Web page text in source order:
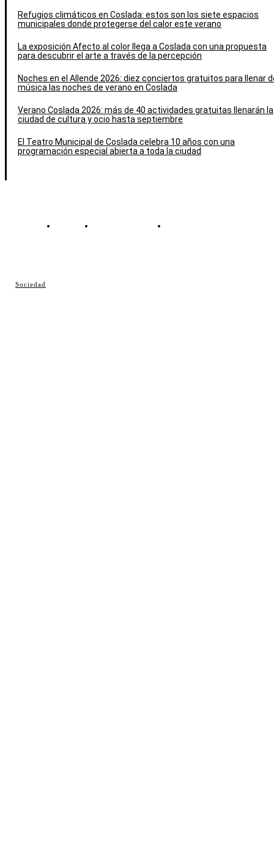
Sociedad
Refugios climáticos en Coslada: estos son los siete espacios
municipales donde protegerse del calor este verano
La exposición Afecto al color llega a Coslada con una propuesta
para descubrir el arte a través de la percepción
Noches en el Allende 2026: diez conciertos gratuitos para llenar
música las noches de verano en Coslada
Verano Coslada 2026: más de 40 actividades gratuitas llenarán la
ciudad de cultura y ocio hasta septiembre
El Teatro Municipal de Coslada celebra 10 años con una
programación especial abierta a toda la ciudad
Contacto Política de cookies